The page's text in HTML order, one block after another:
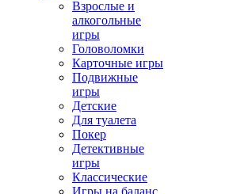
Взрослые и
алкогольные
игры
Головоломки
Карточные игры
Подвижные
игры
Детские
Для туалета
Покер
Детективные
игры
Классические
Игры на баланс